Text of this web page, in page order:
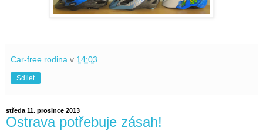
Car-free rodina v 14:03
Sdílet
středa 11. prosince 2013
Ostrava potřebuje zásah!